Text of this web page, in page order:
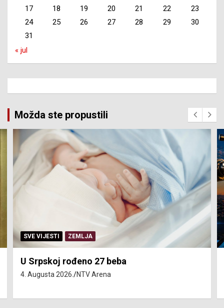
17
18 19 20 21 22
23
24
25 26 27 28 29
30
31
« jul
Možda ste propustili
SERVISNE INFORMACIJE
Isključenja vode – utorak 4. avgust
4. Augusta 2026. NTV Arena